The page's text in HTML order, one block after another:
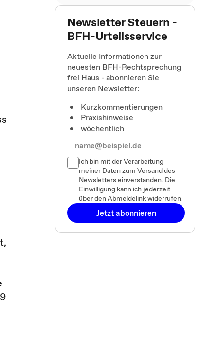
Newsletter Steuern -
BFH-Urteilsservice
Aktuelle Informationen zur
neuesten BFH-Rechtsprechung
frei Haus - abonnieren Sie
unseren Newsletter:
Kurzkommentierungen
Praxishinweise
wöchentlich
Ich bin mit der Verarbeitung
meiner Daten zum Versand des
Newsletters einverstanden. Die
Einwilligung kann ich jederzeit
über den Abmeldelink widerrufen.
Jetzt abonnieren